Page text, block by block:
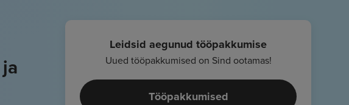
Leidsid aegunud tööpakkumise
Uued tööpakkumised on Sind ootamas!
Tööpakkumised